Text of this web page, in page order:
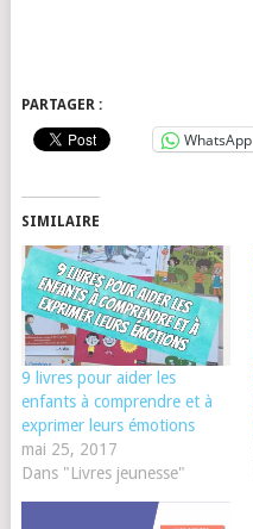
PARTAGER :
WhatsApp
SIMILAIRE
9 livres pour aider les
enfants à comprendre et à
exprimer leurs émotions
mai 25, 2017
Dans "Livres jeunesse"